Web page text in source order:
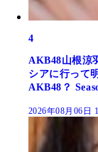
4
AKB48山根涼
シアに行って
AKB48？
2026年08月06日